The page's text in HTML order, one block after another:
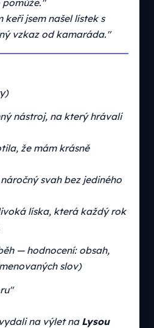
keři jsem našel lístek s
vzkaz od kamaráda."
nástroj, na který hrávali
že mám krásně
svah bez jediného
líska, která každý rok
— hodnocení: obsah,
slov)
na výlet na Lysou